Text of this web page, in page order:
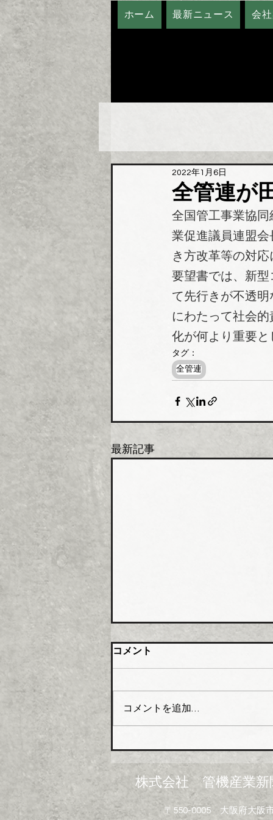
ホーム 最新ニュース 会
全管連が
2022年1月6日
全国管工事業協
業促進議員連盟
き方改革等の対
要望書では、新
て先行きが不透
にわたって社会
化が何より重要と
タグ：
全管連
最新記事
大阪管材組合 石油由来製品
の対策要望書を近畿経済産業
局へ
組合員企業１０４社を対象に
「中東情勢の変化に伴う供給不
し、集計結果を取りまとめた。
米国・イスラエルのイランへ
の軍事攻撃は中東情勢の悪化を
招き、日本経済に深刻なダメー
ジを与えている。原油・ナフサ
コメント
コメントを追加…
株式会社 管機産業新
〒550-0005 大阪府大阪